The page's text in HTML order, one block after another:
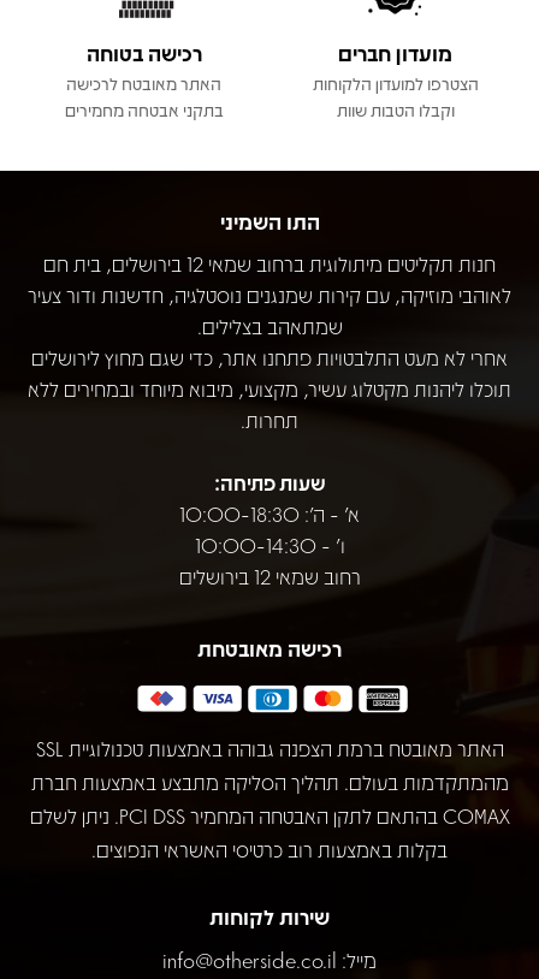
מועדון חברים
הצטרפו למועדון הלקוחות
וקבלו הטבות שוות
רכישה בטוחה
האתר מאובטח לרכישה
בתקני אבטחה מחמירים
התו השמיני
חנות תקליטים מיתולוגית ברחוב שמאי 12 בירושלים, בית חם
לאוהבי מוזיקה, עם קירות שמנגנים נוסטלגיה, חדשנות ודור צעיר
שמתאהב בצלילים.
אחרי לא מעט התלבטויות פתחנו אתר, כדי שגם מחוץ לירושלים
תוכלו ליהנות מקטלוג עשיר, מקצועי, מיבוא מיוחד ובמחירים ללא
תחרות.
שעות פתיחה:
א' - ה': 10:00-18:30
ו' - 10:00-14:30
רחוב שמאי 12 בירושלים
רכישה מאובטחת
האתר מאובטח ברמת הצפנה גבוהה באמצעות טכנולוגיית SSL
מהמתקדמות בעולם. תהליך הסליקה מתבצע באמצעות חברת
COMAX בהתאם לתקן האבטחה המחמיר PCI DSS. ניתן לשלם
בקלות באמצעות רוב כרטיסי האשראי הנפוצים.
שירות לקוחות
מייל: info@otherside.co.il